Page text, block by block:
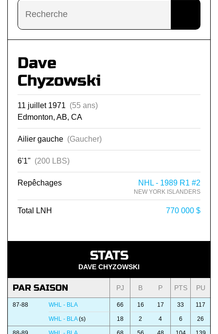
Dave
Chyzowski
11 juillet 1971 (55 ans)
Edmonton, AB, CA
Ailier gauche (Gaucher)
6'1" (200 LBS)
Repêchages NHL - 1989 R1 #2
NEW YORK ISLANDERS
Total LNH 770 000 $
STATS
DAVE CHYZOWSKI
PAR SAISON PJ B P PTS PU
87-88 WHL - BLA 66 16 17 33 117
WHL - BLA(s) 18 2 4 6 26